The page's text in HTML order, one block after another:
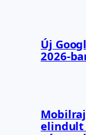
Új
2026-
elindult